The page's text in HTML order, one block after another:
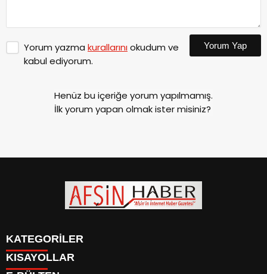
Yorum yazma kurallarınıokudum ve
kabul ediyorum.
Yorum Yap
Henüz bu içeriğe yorum yapılmamış.
İlk yorum yapan olmak ister misiniz?
KATEGORİLER
SİYASET
KISAYOLLAR